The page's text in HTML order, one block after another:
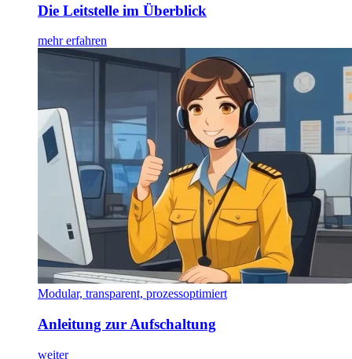
Die Leitstelle im Überblick
mehr erfahren
Modular, transparent, prozessoptimiert
Anleitung zur Aufschaltung
weiter